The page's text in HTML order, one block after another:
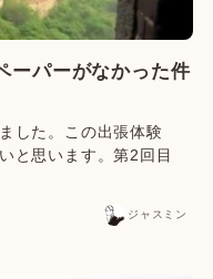
ーパーがなかった件
した。この出張体験
と思います。第2回目
ジャスミン